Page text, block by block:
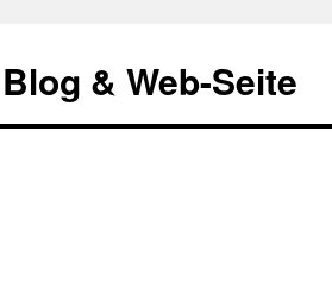
& Web-Seite